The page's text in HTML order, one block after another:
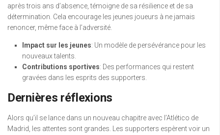
après trois ans d’absence, témoigne de sa résilience et de sa
détermination. Cela encourage les jeunes joueurs à ne jamais
renoncer, même face à l’adversité.
Impact sur les jeunes: Un modèle de persévérance pour les
nouveaux talents.
Contributions sportives: Des performances qui restent
gravées dans les esprits des supporters.
Dernières réflexions
Alors qu’il se lance dans un nouveau chapitre avec l’Atlético de
Madrid, les attentes sont grandes. Les supporters espèrent voir un